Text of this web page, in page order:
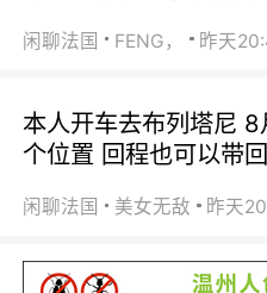
闲聊法国 FENG， 昨天
本人开车去布列塔尼
个位置 回程也可以带
闲聊法国 美女无敌 昨天